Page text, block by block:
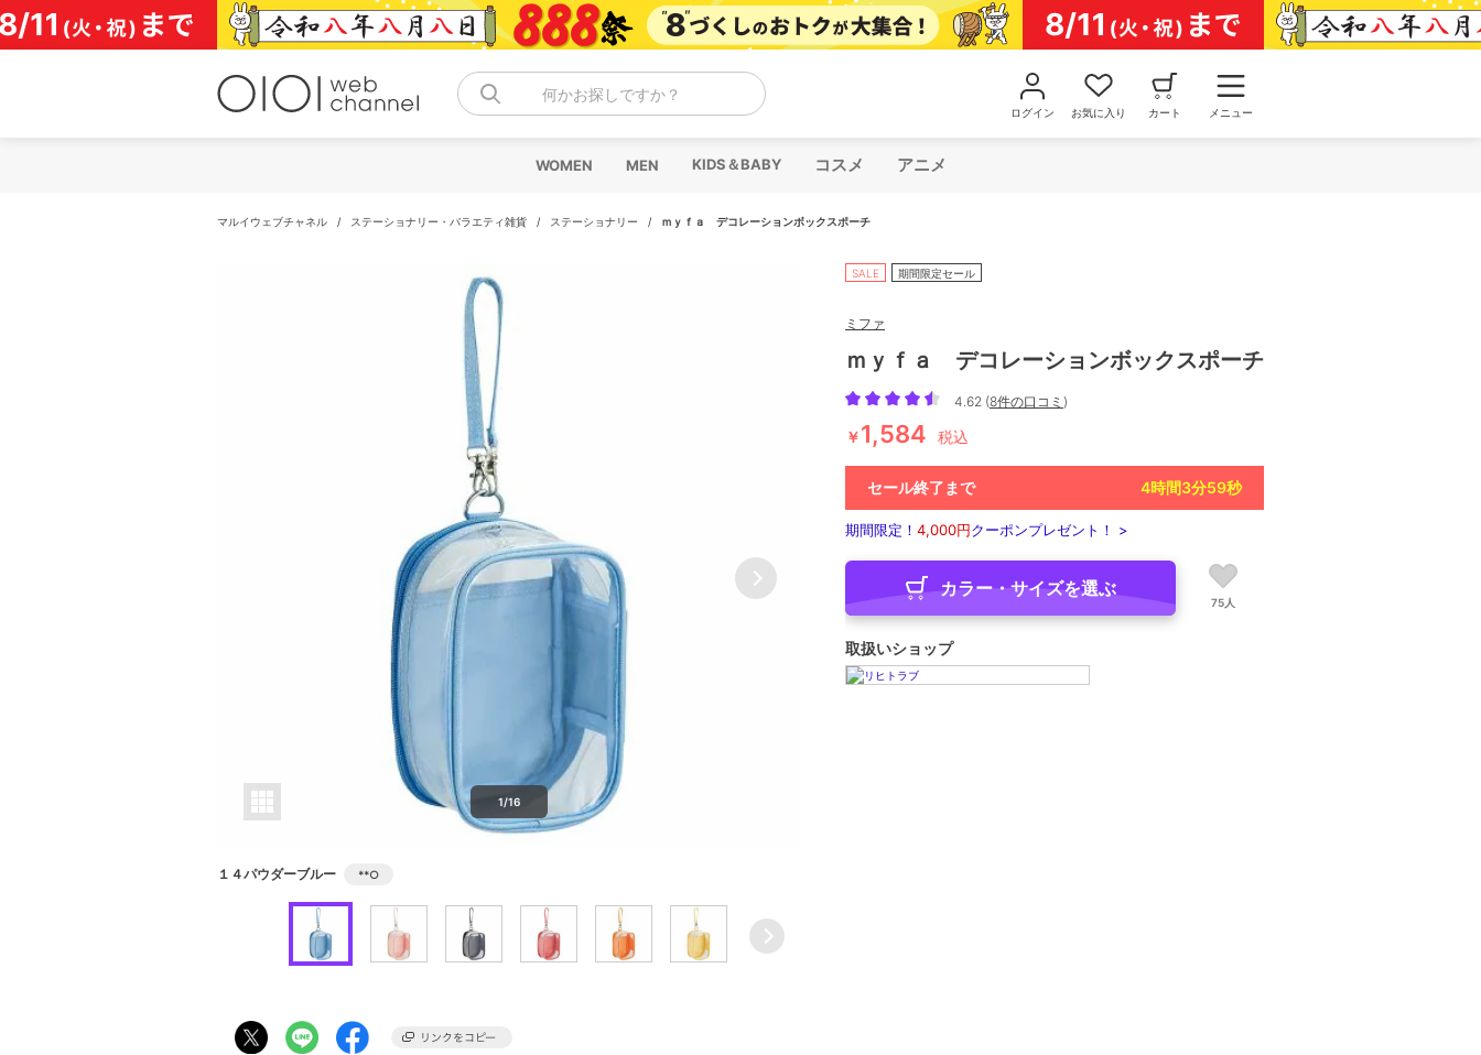
コ
ン
テ
何かお探しですか？
ログイン お気に入り カート メニュー
WOMEN MEN KIDS＆BABY コスメ アニメ
マルイウェブチャネル / ステーショナリー・バラエティ雑貨 / ステーショナリー / ｍｙｆａ デコレーションボックスポーチ
1/16
１４パウダーブルー **○
SALE 期間限定セール
ミファ
ｍｙｆａ デコレーションボックスポーチ
4.62 (8件の口コミ )
￥1,584 税込
セール終了まで 4時間3分58秒
期間限定！ 4,000円クーポンプレゼント！ >
カラー・サイズを選ぶ
75人
取扱いショップ